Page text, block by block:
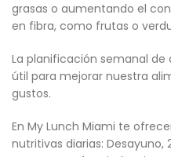
grasas o aumentando el
en fibra, como frutas o
La planificación semanal
útil para mejorar nuestra
gustos.
En My Lunch Miami te
nutritivas diarias: Desayuno,